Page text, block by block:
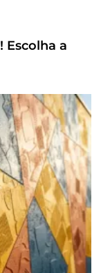
Escolha a